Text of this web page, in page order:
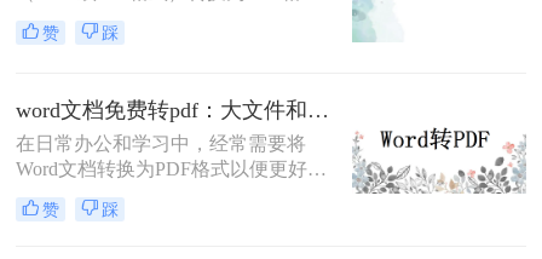
是一项常见的需求。PDF文件因其跨
平台兼容性、保持文档格式不变以及
本文将详细介绍两种将Word文档转换
成PDF格式的方法。
赞 踩
word文档免费转pdf：大文件和小文件别用同一个方法！
在日常办公和学习中，经常需要将
Word文档转换为PDF格式以便更好地
分享、打印或存档。PDF格式具有跨
平台兼容性好、文件保护性强、打印
赞 踩